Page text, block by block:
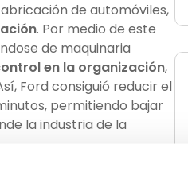
de automóviles,
. Por medio de este
de maquinaria
en la organización,
Ford consiguió reducir el
permitiendo bajar
la industria de la
de asentarse como